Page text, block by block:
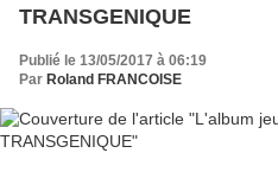
TRANSGENIQUE
Publié le 13/05/2017 à 06:19
Par Roland FRANCOISE